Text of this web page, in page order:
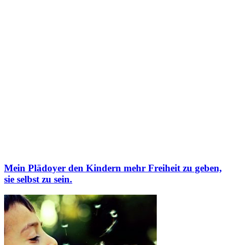
Mein Plädoyer den Kindern mehr Freiheit zu geben,
sie selbst zu sein.